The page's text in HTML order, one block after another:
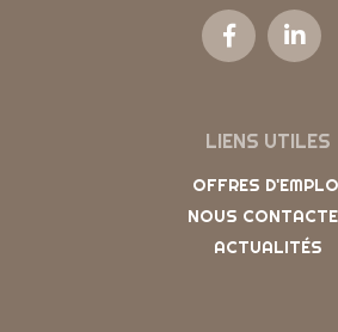
LIENS UTILES
OFFRES
NOUS
ACTUALITÉS